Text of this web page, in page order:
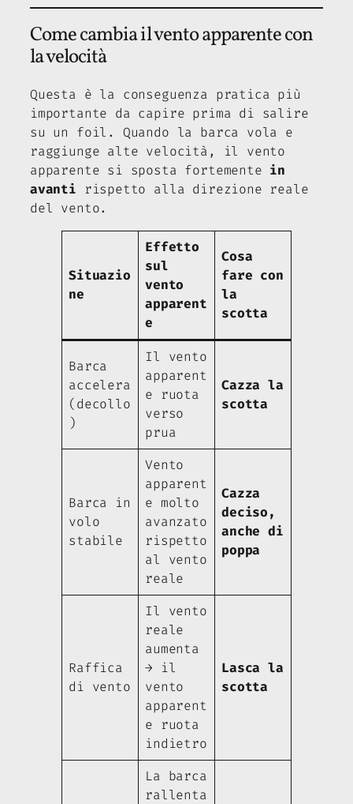
Come cambia il vento apparente con
la velocità
Questa è la conseguenza pratica più
importante da capire prima di salire
su un foil. Quando la barca vola e
raggiunge alte velocità, il vento
apparente si sposta fortemente in
avanti rispetto alla direzione reale
del vento.
Situazio
ne
Effetto
sul
vento
apparent
e
Cosa
fare con
la
scotta
Barca
accelera
(decollo
)
Il vento
apparent
e ruota
verso
prua
Cazza la
scotta
Barca in
volo
stabile
Vento
apparent
e molto
avanzato
rispetto
al vento
reale
Cazza
deciso,
anche di
poppa
Raffica
di vento
Il vento
reale
aumenta
→ il
vento
apparent
e ruota
indietro
Lasca la
scotta
La barca
rallenta